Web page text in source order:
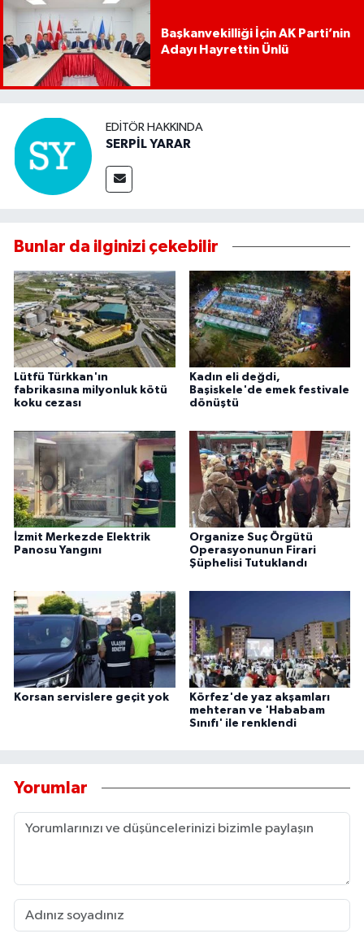
Başkanvekilliği İçin AK Parti’nin
Adayı Hayrettin Ünlü
EDITÖR HAKKINDA
SERPİL YARAR
Bunlar da ilginizi çekebilir
Lütfü Türkkan'ın
fabrikasına milyonluk kötü
koku cezası
Kadın eli değdi,
Başiskele'de emek festivale
dönüştü
İzmit Merkezde Elektrik
Panosu Yangını
Organize Suç Örgütü
Operasyonunun Firari
Şüphelisi Tutuklandı
Korsan servislere geçit yok
Körfez'de yaz akşamları
mehteran ve 'Hababam
Sınıfı' ile renklendi
Yorumlar